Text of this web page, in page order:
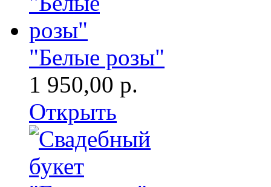
"Белые розы"
1 950,00 р.
Открыть